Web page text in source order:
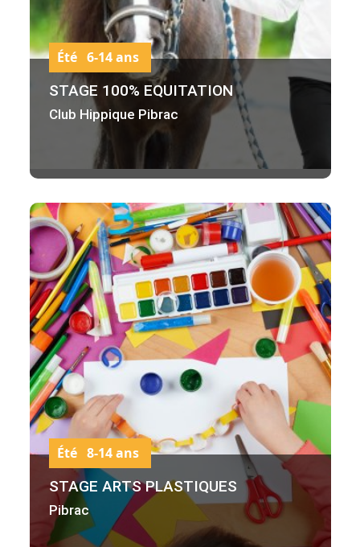
STAGE 100% EQUITATION
Club Hippique Pibrac
Été 6-14 ans
STAGE ARTS PLASTIQUES
Pibrac
Été 8-14 ans